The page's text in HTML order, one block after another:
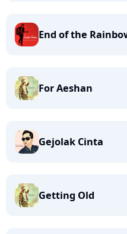
End of the
For Aeshan
Gejolak Cinta
Getting Old